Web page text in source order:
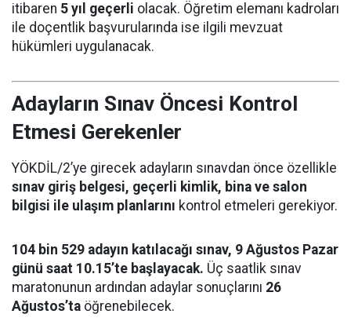
itibaren 5 yıl geçerli olacak. Öğretim elemanı kadroları
ile doçentlik başvurularında ise ilgili mevzuat
hükümleri uygulanacak.
Adayların Sınav Öncesi Kontrol
Etmesi Gerekenler
YÖKDİL/2’ye girecek adayların sınavdan önce özellikle
sınav giriş belgesi, geçerli kimlik, bina ve salon
bilgisi ile ulaşım planlarını kontrol etmeleri gerekiyor.
104 bin 529 adayın katılacağı sınav, 9 Ağustos Pazar
günü saat 10.15’te başlayacak. Üç saatlik sınav
maratonunun ardından adaylar sonuçlarını 26
Ağustos’ta öğrenebilecek.